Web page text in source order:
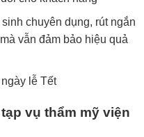
chuyên dụng, rút ngắn
vẫn đảm bảo hiệu quả
lễ Tết
vụ thẩm mỹ viện